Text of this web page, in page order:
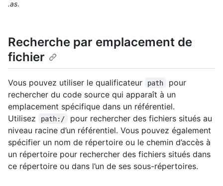
.as.
Recherche par emplacement de
fichier
Vous pouvez utiliser le qualificateur path
pour
rechercher du code source qui apparaît à un
emplacement spécifique dans un référentiel.
Utilisez
path:/
pour rechercher des fichiers situés au
niveau racine d’un référentiel. Vous pouvez également
spécifier un nom de répertoire ou le chemin d’accès à
un répertoire pour rechercher des fichiers situés dans
ce répertoire ou dans l’un de ses sous-répertoires.